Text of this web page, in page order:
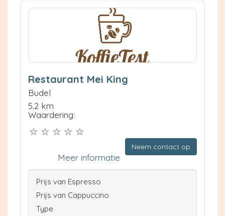
Restaurant Mei King
Budel
5.2 km
Waardering:
Neem contact op
Meer informatie
Prijs van Espresso
Prijs van Cappuccino
Type